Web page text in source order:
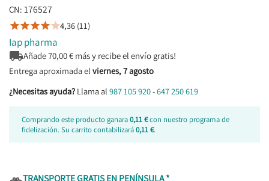
CN: 176527
4,36 (11)
Iap pharma
Añade70,00€ más y recibe el envío gratis!
Entrega aproximada el viernes, 7 agosto
¿Necesitas ayuda? Llama al 987 105 920-647 250 619
Comprando este producto ganara0,11 €con nuestro programa de
fidelización. Su carrito contabilizará0,11 €.
TRANSPORTE GRATIS EN PENÍNSULA *